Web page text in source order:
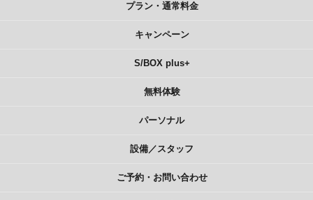
プラン・通常料金
キャンペーン
S/BOX plus+
無料体験
パーソナル
設備／スタッフ
ご予約・お問い合わせ